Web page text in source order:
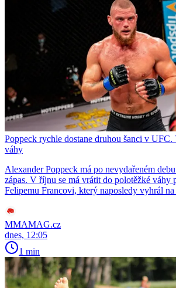
Poppeck rychle dostane druhou šanci v UFC.
váhy
Alexander Poppeck má po nevydařeném
zápas. V říjnu se má vrátit do polotěžké váhy
Felipemu Francovi, který naposledy vyhrál
MMAMAG.cz
dnes, 12:05
1 min